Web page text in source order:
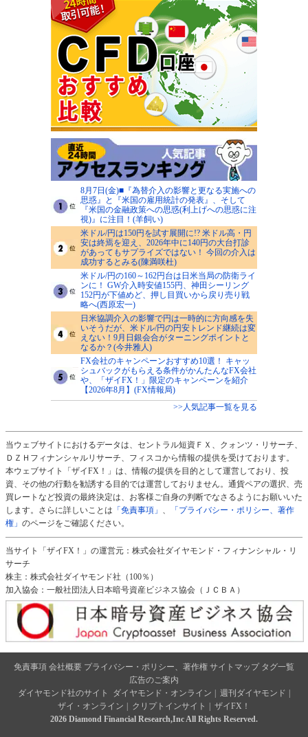
8月7日(金)■『為替介入の影響と更なる実施への
思惑』と『米国の雇用統計の発表』、そして
『米国の金融政策への思惑(利上げへの思惑に注
視)』に注目！(羊飼い)
米ドル/円は150円を試す展開に!? 米ドル高・円
安は終焉を迎え、2026年中に140円の大台打診
があってもサプライズではない！ 今回の介入は
成功するとみる(陳満咲杜)
米ドル/円の160～162円台は日米当局の防衛ライ
ンに！ GW介入時安値155円、神田シーリング
152円が下値めど、押し目買いから戻り売り戦
略へ(西原宏一)
日米協調介入の影響で円は一時的に方向感を失
いそうだが、米ドル/円の円安トレンド継続は変
えない！9月日銀会合がターニングポイントと
なるか？(今井雅人)
FX会社のキャンペーンおすすめ10選！ キャッ
シュバックがもらえる条件がかんたんなFX会社
や、「ザイFX！」限定のキャンペーンを紹介
【2026年8月】(FX情報局)
>>人気記事一覧を見る
当ウェブサイトにおけるデータは、セントラル短資ＦＸ、クォンツ・リサーチ、
ＤＺＨフィナンシャルリサーチ、フィスコから情報の提供を受けております。
本ウェブサイト「ザイFX！」は、情報の提供を目的として運営しており、投
資、その他の行動を勧誘する目的では運営しておりません。通貨ペアの選択、売
買レートなど投資の最終決定は、お客様ご自身の判断でなさるようにお願いいた
します。さらに詳しいことは 「免責事項」
「プライバシー・ポリシー、著作
権」 のページをご確認ください。
当サイト「ザイFX！」の運営元：株式会社ダイヤモンド・フィナンシャル・リ
サーチ
株主：株式会社ダイヤモンド社（100％）
加入協会：一般社団法人日本暗号資産ビジネス協会（ＪＣＢＡ）
免責事項 会社概要 プライバシー・ポリシー、著作権 サイトマップ タグ一覧
広告のご案内
ダイヤモンド社のサイト
ダイヤモンド・オンライン 週刊ダイヤモンド
ザイ・オンライン
クリプトインサイト
ザイFX！
2026 Diamond Financial Research,Inc All Rights Reserved.